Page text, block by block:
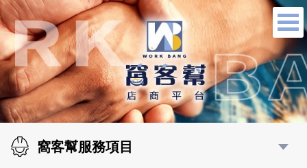
窩客幫服務項目